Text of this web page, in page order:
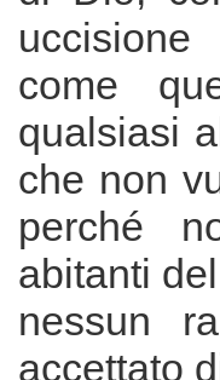
come
qualsiasi
che non
perché
abitanti
nessun
accettato